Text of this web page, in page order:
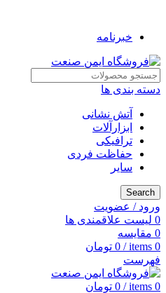
خبرنامه
دسته بندی ها
آتش نشانی
ابزارآلات
ترافیکی
حفاظت فردی
سایر
Search
ورود / عضویت
0 لیست علاقمندی ها
0 مقایسه
0
items
/
0 تومان
فهرست
0
items
/
0 تومان